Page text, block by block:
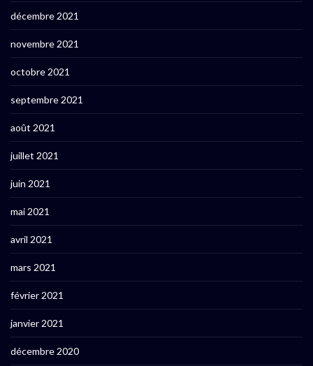
décembre 2021
novembre 2021
octobre 2021
septembre 2021
août 2021
juillet 2021
juin 2021
mai 2021
avril 2021
mars 2021
février 2021
janvier 2021
décembre 2020